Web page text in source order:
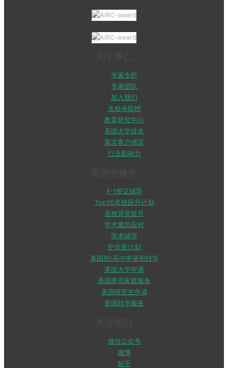
专家专栏
专家团队
加入我们
名校录取榜
教育研究中心
美国大学排名
真实客户感言
行业影响力
F-1签证辅导
Top50名校跃升计划
名校背景提升
学术紧急应对
学术辅导
护学星计划
美国初/高中申请和转学
美国大学申请
美国寄宿家庭服务
美国研究生申请
美国转学服务
微信公众号
微博
知乎